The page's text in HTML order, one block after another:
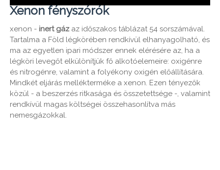
Xenon fényszórók
xenon - inert gáz az időszakos táblázat 54 sorszámával.
Tartalma a Föld légkörében rendkívül elhanyagolható, és
ma az egyetlen ipari módszer ennek elérésére az, ha a
légköri levegőt elkülönítjük fő alkotóelemeire: oxigénre
és nitrogénre, valamint a folyékony oxigén előállítására.
Mindkét eljárás mellékterméke a xenon. Ezen tényezők
közül - a beszerzés ritkasága és összetettsége -, valamint
rendkívül magas költségei összehasonlítva más
nemesgázokkal.